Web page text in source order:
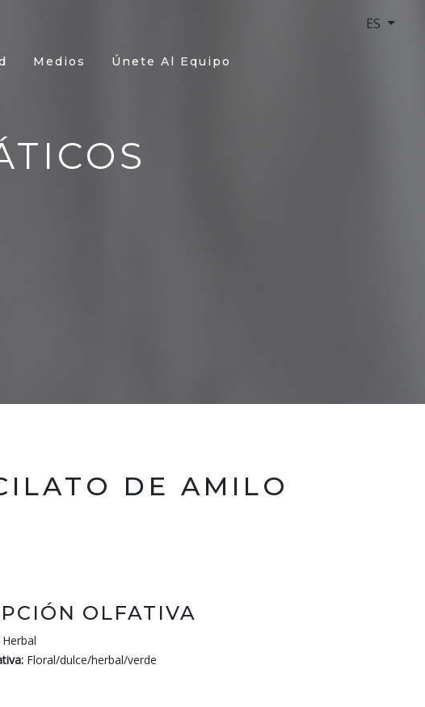
ES
Medios Únete Al Equipo
DE AMILO
OLFATIVA
Herbal
Floral/dulce/herbal/verde